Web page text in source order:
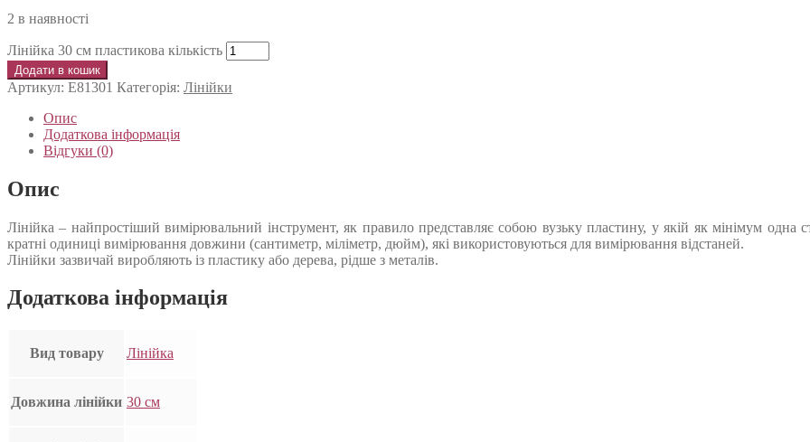
2 в наявності
Лінійка 30 см пластикова кількість
Додати в кошик
Артикул: Е81301 Категорія: Лінійки
Опис
Додаткова інформація
Відгуки (0)
Опис
Лінійка – найпростіший вимірювальний інструмент, як правило представляє собою вузьку пластину, у якій як мінімум одна
кратні одиниці вимірювання довжини (сантиметр, міліметр, дюйм), які використовуються для вимірювання відстаней.
Лінійки зазвичай виробляють із пластику або дерева, рідше з металів.
Додаткова інформація
Вид товару Лінійка
Довжина лінійки 30 см